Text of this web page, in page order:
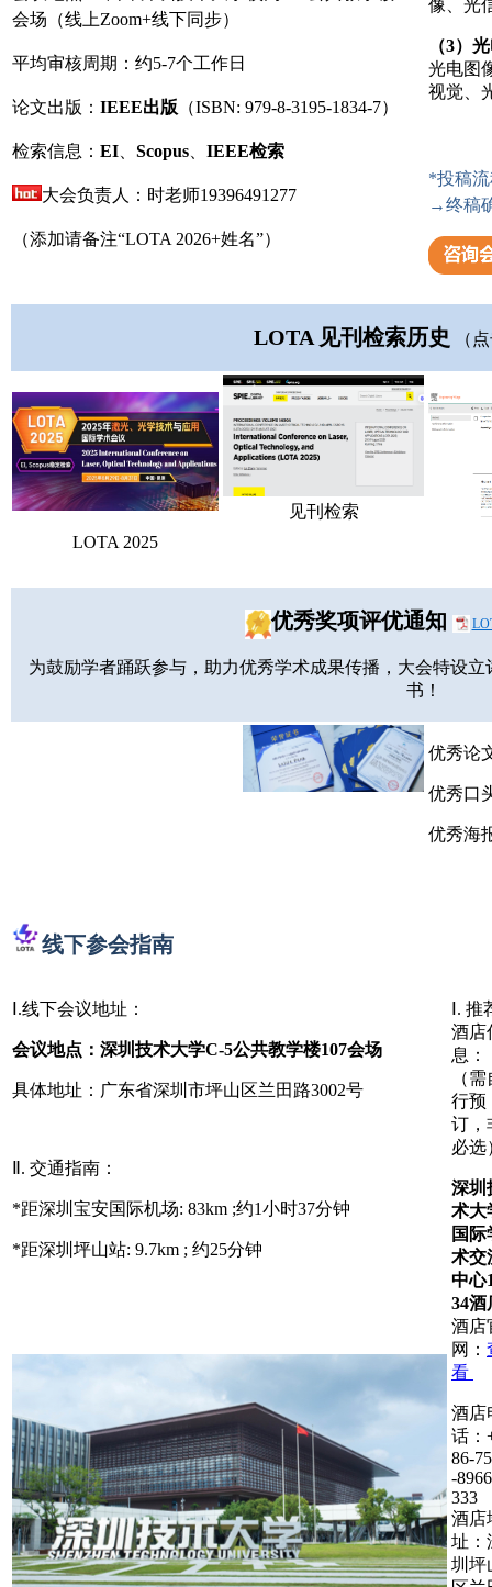
会场（线上Zoom+线下同步）
平均审核周期：约5-7个工作日
论文出版： IEEE出版 （ISBN: 979-8-3195-1834-7）
检索信息： EI Scopus IEEE检索
大会负责人：时老师19396491277
（添加请备注“LOTA 2026+姓名”）
像、光
（3）
光电图
视觉、
*投稿
→终稿
LOTA 见刊检索历史 （
LOTA 2025
见刊检索
优秀奖项评优通知
为鼓励学者踊跃参与，助力优秀学术成果传播，大会特设
书！
优秀
优秀
优秀海
线下参会指南
Ⅰ.线下会议地址：
会议地点：深圳技术大学C-5公共教学楼107会场
具体地址：广东省深圳市坪山区兰田路3002号
Ⅱ. 交通指南：
*距深圳宝安国际机场: 83km ;约1小时37分钟
*距深圳坪山站: 9.7km ; 约25分钟
Ⅰ. 推
酒店
息：
（
行预
订，
必选
深圳
术大
国际
术交
中心
34酒
酒店
网：
看
酒店
话：
86-
-
333
酒店
址：
圳坪